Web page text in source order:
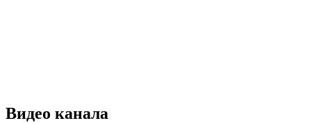
Видео канала